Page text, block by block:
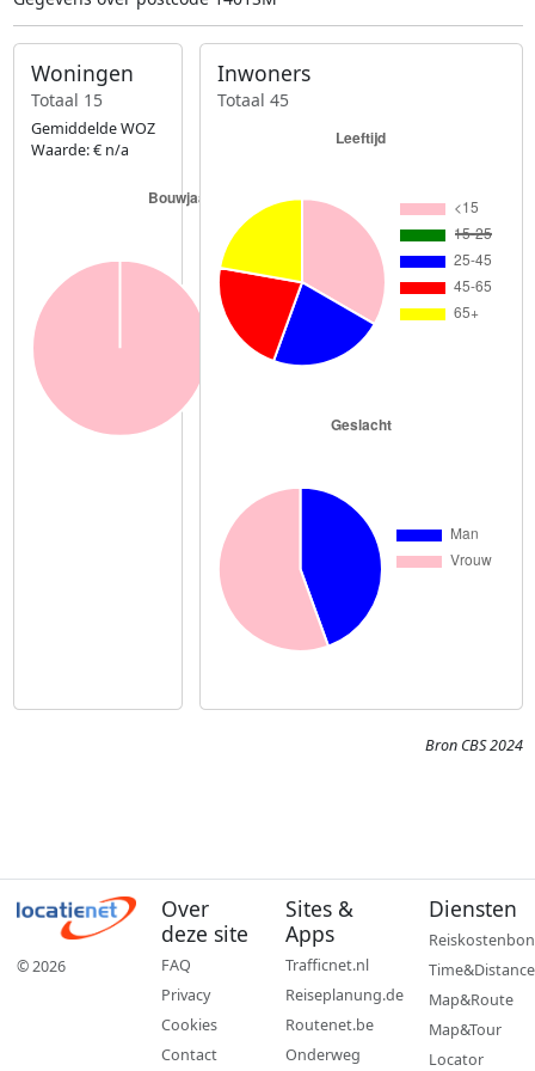
Woningen
Totaal 15
Gemiddelde WOZ
Waarde: € n/a
Inwoners
Totaal 45
Bron CBS 2024
© 2026
Over
deze site
FAQ
Privacy
Cookies
Contact
Sites &
Apps
Trafficnet.nl
Reiseplanung.de
Routenet.be
Onderweg
Diensten
Reiskostenbon
Time&Distance
Map&Route
Map&Tour
Locator